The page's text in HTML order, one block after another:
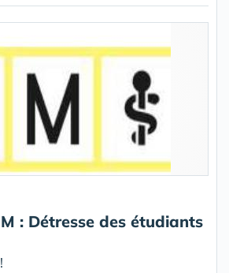
: Détresse des étudiants